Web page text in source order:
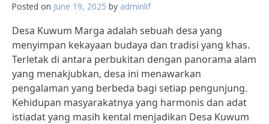
Posted on June 19, 2025 by adminlif
Desa Kuwum Marga adalah sebuah desa yang
menyimpan kekayaan budaya dan tradisi yang khas.
Terletak di antara perbukitan dengan panorama alam
yang menakjubkan, desa ini menawarkan
pengalaman yang berbeda bagi setiap pengunjung.
Kehidupan masyarakatnya yang harmonis dan adat
istiadat yang masih kental menjadikan Desa Kuwum